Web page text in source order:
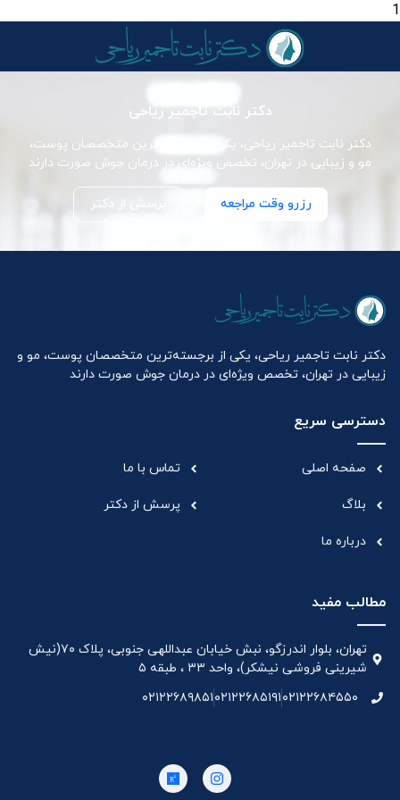
1
دکتر نابت تاجمیر ریاحی
دکتر نابت تاجمیر ریاحی، یکی از برجسته‌ترین متخصصان پوست،
مو و زیبایی در تهران، تخصص ویژه‌ای در درمان جوش صورت دارند
رزرو وقت مراجعه پرسش از دکتر
دکتر نابت تاجمیر ریاحی، یکی از برجسته‌ترین متخصصان پوست، مو و
زیبایی در تهران، تخصص ویژه‌ای در درمان جوش صورت دارند
دسترسی سریع
صفحه اصلی
بلاگ
درباره ما
تماس با ما
پرسش از دکتر
مطالب مفید
تهران، بلوار اندرزگو، نبش خیابان عبداللهی جنوبی، پلاک ۷۰(نیش
شیرینی فروشی نیشکر)، واحد ۳۳ ، طبقه ۵
۰۲۱۲۲۶۸۴۵۵۰۰۲۱۲۲۶۸۵۱۹۱۰۲۱۲۲۶۸۹۸۵۱